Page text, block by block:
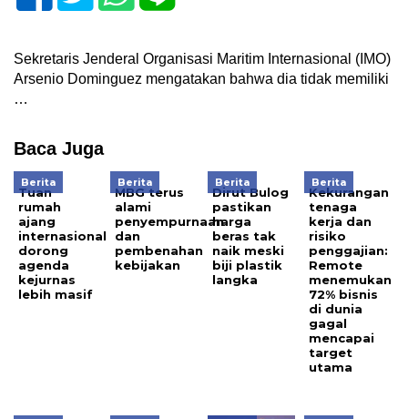
Sekretaris Jenderal Organisasi Maritim Internasional (IMO)
Arsenio Dominguez mengatakan bahwa dia tidak memiliki
…
Baca Juga
Berita
Tuan
rumah
ajang
internasional
dorong
agenda
kejurnas
lebih masif
Berita
MBG terus
alami
penyempurnaan
dan
pembenahan
kebijakan
Berita
Dirut Bulog
pastikan
harga
beras tak
naik meski
biji plastik
langka
Berita
Kekurangan
tenaga
kerja dan
risiko
penggajian:
Remote
menemukan
72% bisnis
di dunia
gagal
mencapai
target
utama